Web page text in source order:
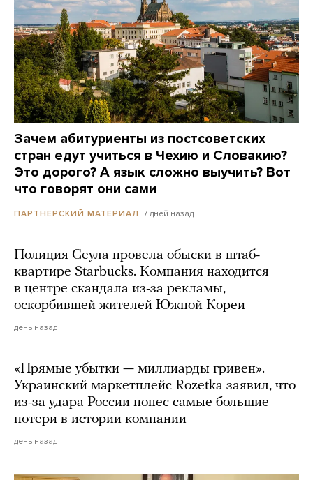
Зачем абитуриенты из постсоветских
стран едут учиться в Чехию и Словакию?
Это дорого? А язык сложно выучить? Вот
что говорят они сами
ПАРТНЕРСКИЙ МАТЕРИАЛ 7 дней назад
Полиция Сеула провела обыски в штаб-
квартире Starbucks. Компания находится
в центре скандала из-за рекламы,
оскорбившей жителей Южной Кореи
день назад
«Прямые убытки — миллиарды гривен».
Украинский маркетплейс Rozetka заявил, что
из-за удара России понес самые большие
потери в истории компании
день назад